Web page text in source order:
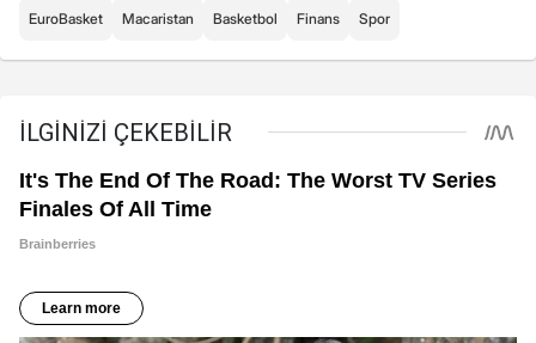
EuroBasket Macaristan Basketbol Finans Spor